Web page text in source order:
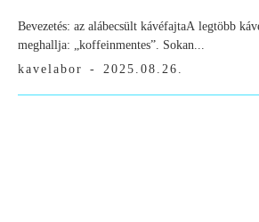
Bevezetés: az alábecsült kávéfajtaA legtöbb
meghallja: „koffeinmentes”. Sokan...
kavelabor
- 2025.08.26.